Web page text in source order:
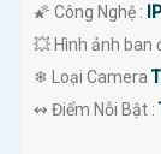
🌠 Công Nghệ :
💥 Hình ảnh ban
❄ Loại Camera
️↭ Điểm Nỗi Bật :